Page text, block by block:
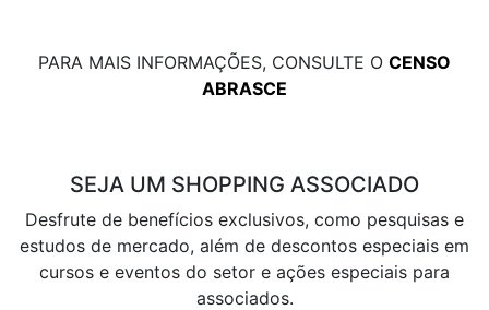
PARA MAIS INFORMAÇÕES, CONSULTE O CENSO
ABRASCE
SEJA UM SHOPPING ASSOCIADO
Desfrute de benefícios exclusivos, como pesquisas e
estudos de mercado, além de descontos especiais em
cursos e eventos do setor e ações especiais para
associados.